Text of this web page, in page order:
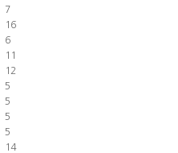
7
16
6
11
12
5
5
5
5
14